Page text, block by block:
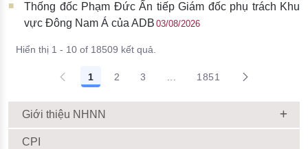
Thống đốc Phạm Đức Ấn tiếp Giám đốc phụ trách Khu
vực Đông Nam Á của ADB 03/08/2026
Hiển thị 1 - 10 of 18509 kết quả.
1 2 3 ... 1851
Giới thiệu NHNN
CPI